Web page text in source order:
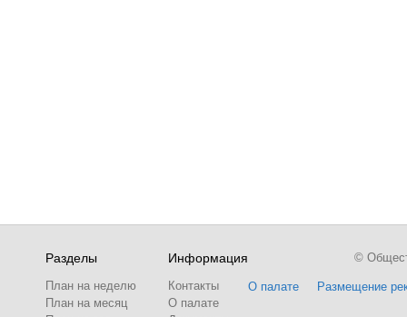
Разделы
План на неделю
План на месяц
Информация
Контакты
О палате
О палате Размещение
©